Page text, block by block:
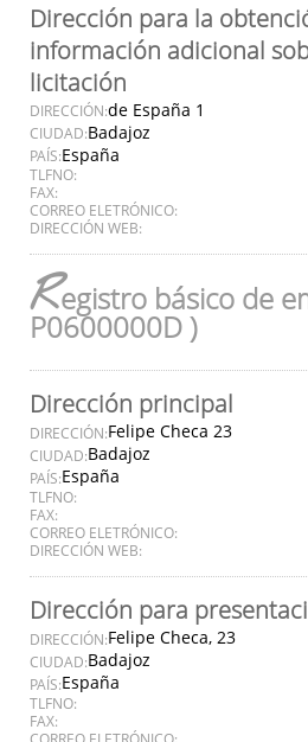
Dirección para la
información adicional
licitación
DIRECCIÓN:de España 1
CIUDAD:Badajoz
PAÍS:España
TLFNO:
FAX:
CORREO ELETRÓNICO:
DIRECCIÓN WEB:
Registro básico de
P0600000D )
Dirección principal
DIRECCIÓN:Felipe Checa 23
CIUDAD:Badajoz
PAÍS:España
TLFNO:
FAX:
CORREO ELETRÓNICO:
DIRECCIÓN WEB:
Dirección para
DIRECCIÓN:Felipe Checa, 23
CIUDAD:Badajoz
PAÍS:España
TLFNO:
FAX:
CORREO ELETRÓNICO: